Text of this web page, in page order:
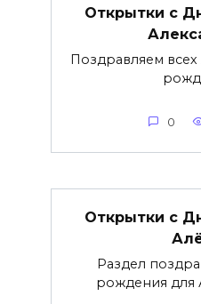
Открытки с
Поздравляем
0
Открытки с
Раздел
рождения для